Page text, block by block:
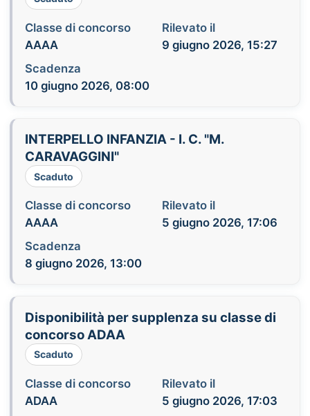
Classe di concorso
AAAA
Rilevato il
9 giugno 2026, 15:27
Scadenza
10 giugno 2026, 08:00
INTERPELLO INFANZIA - I. C. "M.
CARAVAGGINI"
Scaduto
Classe di concorso
AAAA
Rilevato il
5 giugno 2026, 17:06
Scadenza
8 giugno 2026, 13:00
Disponibilità per supplenza su classe di
concorso ADAA
Scaduto
Classe di concorso
ADAA
Rilevato il
5 giugno 2026, 17:03